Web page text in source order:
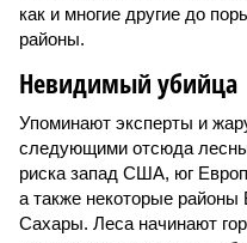
как и многие другие до
районы.
Невидимый убийца
Упоминают эксперты и
следующими отсюда
риска запад США, юг
а также некоторые
Сахары. Леса начинают